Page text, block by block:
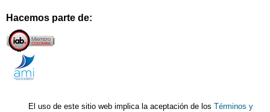
Hacemos parte de:
El uso de este sitio web implica la aceptación de losTérminos y